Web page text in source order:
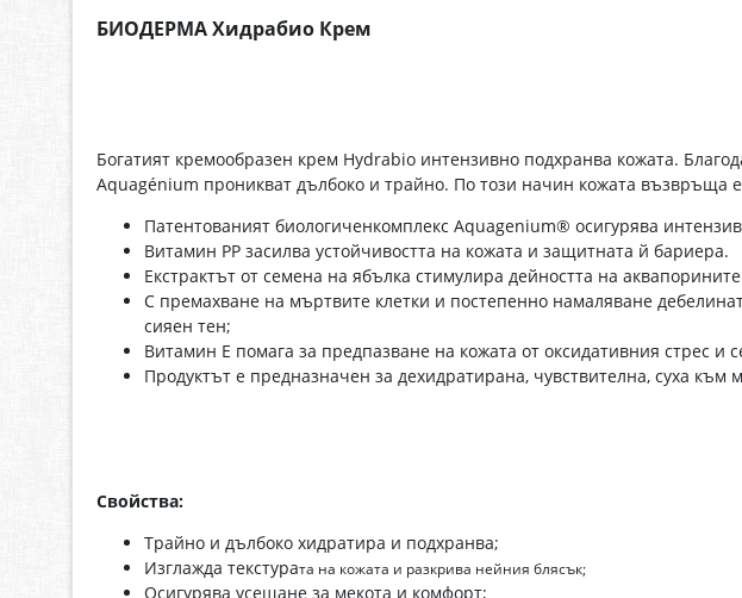
БИОДЕРМА Хидрабио Крем
Богатият кремообразен крем Hydrabio интензивно подхранва кожата.
Aquagénium проникват дълбоко и трайно. По този начин кожата възвръща
Патентованият биологиченкомплекс Aquagenium® осигурява
Витамин PP засилва устойчивостта на кожата и защитната й бариера.
Екстрактът от семена на ябълка стимулира дейността на
С премахване на мъртвите клетки и постепенно намаляване
сияен тен;
Витамин Е помага за предпазване на кожата от оксидативния стрес и
Продуктът е предназначен за дехидратирана, чувствителна, суха към
Свойства:
Трайно и дълбоко хидратира и подхранва;
Изглажда текстурата на кожата и разкрива нейния блясък;
Осигурява усещане за мекота и комфорт;